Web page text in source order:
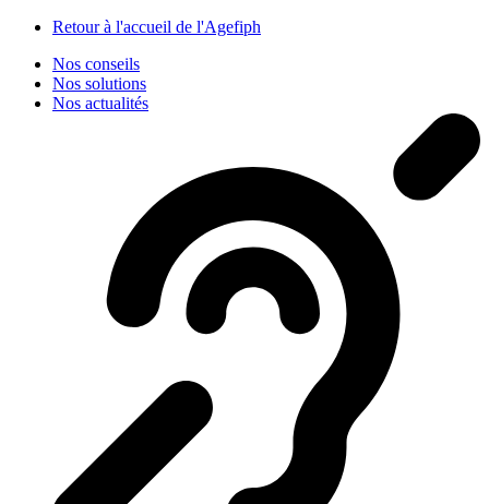
Retour à l'accueil de l'Agefiph
Nos conseils
Nos solutions
Nos actualités